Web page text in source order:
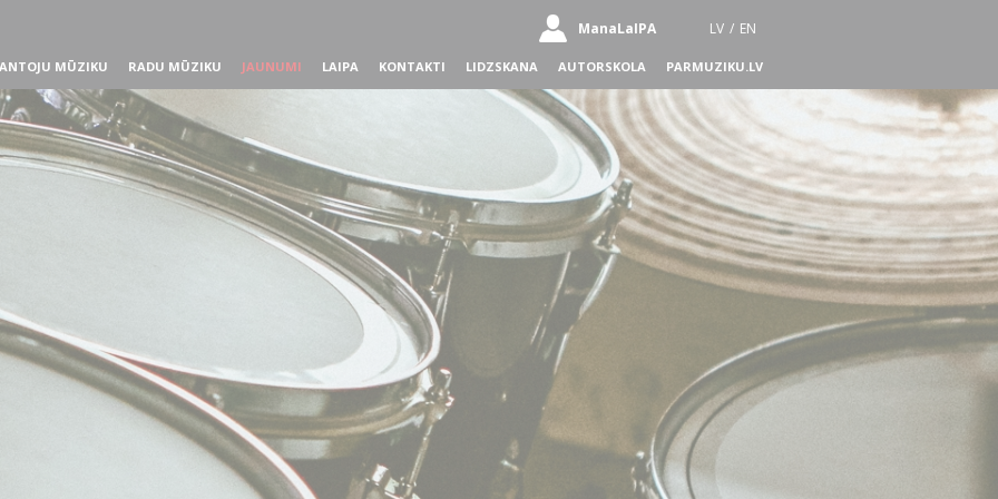
ManaLaIPA LV / EN
MŪZIKU RADU MŪZIKU JAUNUMI LAIPA KONTAKTI LIDZSKANA AUTORSKOLA PARMUZIKU.LV